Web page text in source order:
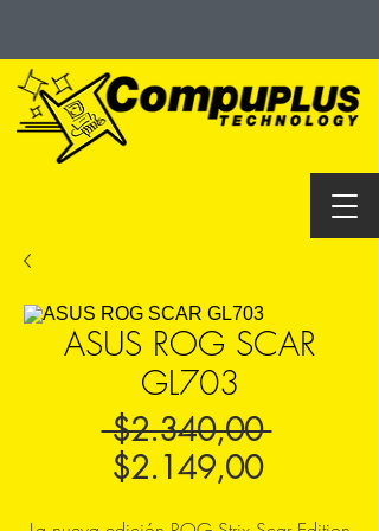
ASUS ROG SCAR
GL703
$2.340,00 Precio
$2.149,00Precio